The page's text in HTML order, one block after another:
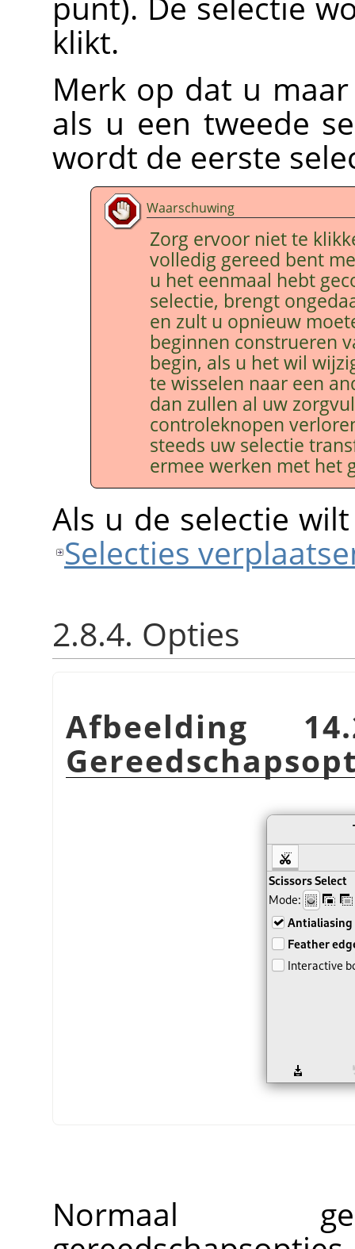
klikt.
Merk op dat u
als u een tweede
wordt de eerste
Waarschuwing
Zorg ervoor niet te
volledig gereed bent
u het eenmaal hebt
selectie, brengt
en zult u opnieuw
beginnen construeren
begin, als u het wil
te wisselen naar een
dan zullen al uw
controleknopen
steeds uw selectie
ermee werken met het
Als u de selectie
Selecties
2.8.4. Opties
Afbeelding
Normaal